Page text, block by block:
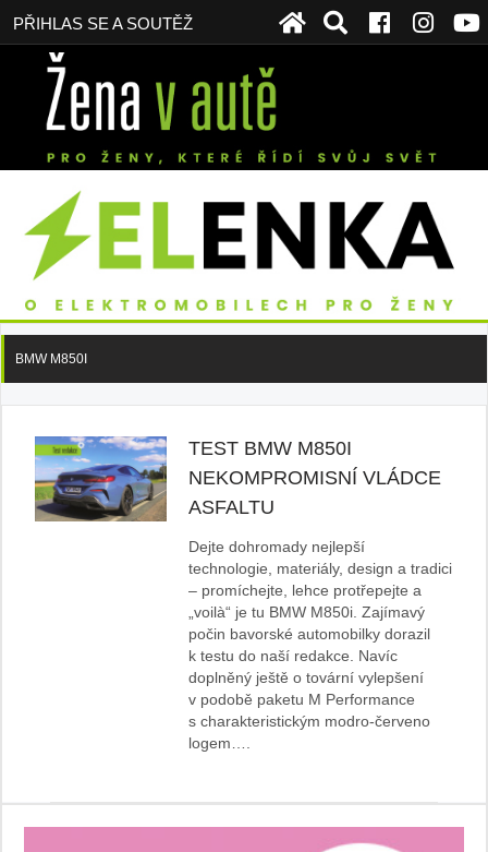
PŘIHLAS SE A SOUTĚŽ
BMW M850I
TEST BMW M850I
NEKOMPROMISNÍ VLÁDCE
ASFALTU
Dejte dohromady nejlepší
technologie, materiály, design a tradici
– promíchejte, lehce protřepejte a
„voilà“ je tu BMW M850i. Zajímavý
počin bavorské automobilky dorazil
k testu do naší redakce. Navíc
doplněný ještě o tovární vylepšení
v podobě paketu M Performance
s charakteristickým modro-červeno
logem….